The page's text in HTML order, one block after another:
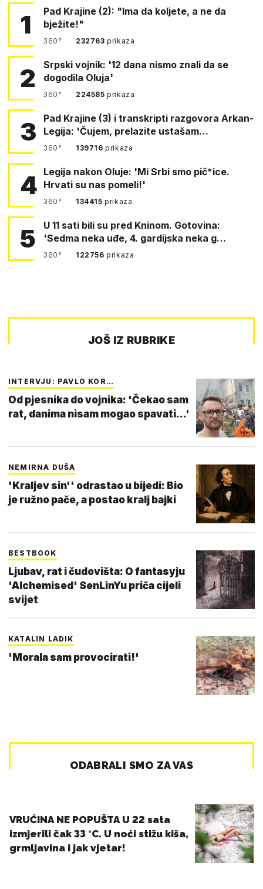
1
Pad Krajine (2): "Ima da koljete, a ne da
bježite!"
360° 232763prikaza
2
Srpski vojnik: '12 dana nismo znali da se
dogodila Oluja'
360° 224585prikaza
3
Pad Krajine (3) i transkripti razgovora Arkan-
Legija: 'Čujem, prelazite ustašam…
360° 139716prikaza
4 Legija nakon Oluje: 'Mi Srbi smo pič*ice.
Hrvati su nas pomeli!'
360° 134415prikaza
5
U 11 sati bili su pred Kninom. Gotovina:
'Sedma neka uđe, 4. gardijska neka g…
360° 122756prikaza
JOŠ IZ RUBRIKE
INTERVJU: PAVLO KOR…
Od pjesnika do vojnika: 'Čekao sam
rat, danima nisam mogao spavati...'
NEMIRNA DUŠA
'Kraljev sin'' odrastao u bijedi: Bio
je ružno pače, a postao kralj bajki
BESTBOOK
Ljubav, rat i čudovišta: O fantasyju
'Alchemised' SenLinYu priča cijeli
svijet
KATALIN LADIK
'Morala sam provocirati!'